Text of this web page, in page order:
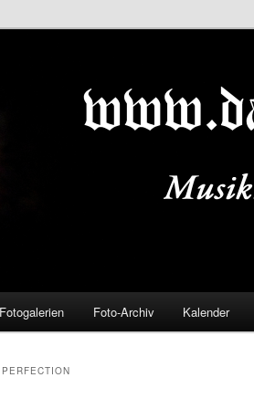
Fotogalerien Foto-Archiv Kalender